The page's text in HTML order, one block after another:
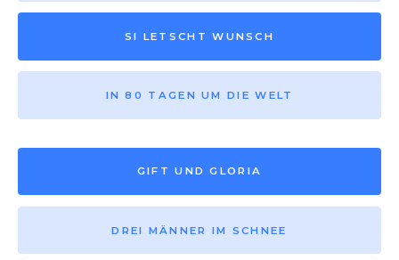
SI LETSCHT WUNSCH
IN 80 TAGEN UM DIE WELT
GIFT UND GLORIA
DREI MÄNNER IM SCHNEE